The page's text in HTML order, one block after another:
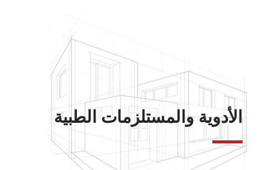
الأدوية والمستلزمات الطبية